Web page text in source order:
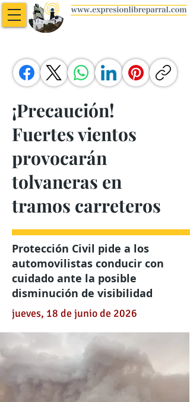
¡Precaución!
Fuertes vientos
provocarán
tolvaneras en
tramos carreteros
Protección Civil pide a los
automovilistas conducir con
cuidado ante la posible
disminución de visibilidad
jueves, 18 de junio de 2026